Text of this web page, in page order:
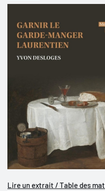
Lire un extrait / Table des